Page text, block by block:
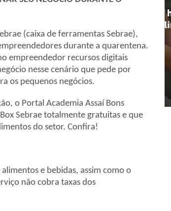
(caixa de ferramentas Sebrae),
durante a quarentena.
empreendedor recursos digitais
nesse cenário que pede por
os pequenos negócios.
o Portal Academia Assaí Bons
Sebrae totalmente gratuitas e que
do setor. Confira!
e bebidas, assim como o
não cobra taxas dos